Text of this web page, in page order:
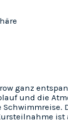
ganz
und die
ist